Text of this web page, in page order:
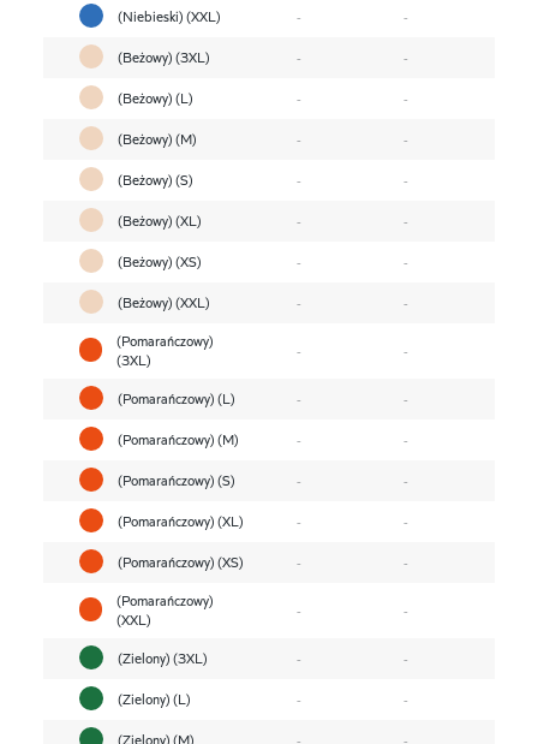
(Niebieski) (XXL)
-
-
(Beżowy) (3XL)
-
-
(Beżowy) (L)
-
-
(Beżowy) (M)
-
-
(Beżowy) (S)
-
-
(Beżowy) (XL)
-
-
(Beżowy) (XS)
-
-
(Beżowy) (XXL)
-
-
(Pomarańczowy)
(3XL)
- -
(Pomarańczowy) (L) -
-
(Pomarańczowy) (M)
-
-
(Pomarańczowy) (S)
-
-
(Pomarańczowy) (XL)
-
-
(Pomarańczowy) (XS)
-
-
(Pomarańczowy)
(XXL)
- -
(Zielony) (3XL) -
-
(Zielony) (L)
-
-
(Zielony) (M)
-
-